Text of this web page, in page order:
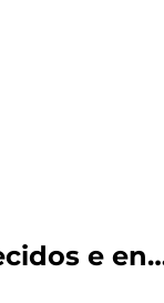
Rezemos pelos nossos